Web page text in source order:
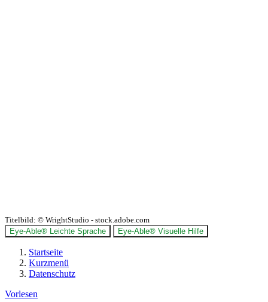
Titelbild: © WrightStudio - stock.adobe.com
Eye-Able® Leichte Sprache
Eye-Able® Visuelle Hilfe
Startseite
Kurzmenü
Datenschutz
Vorlesen